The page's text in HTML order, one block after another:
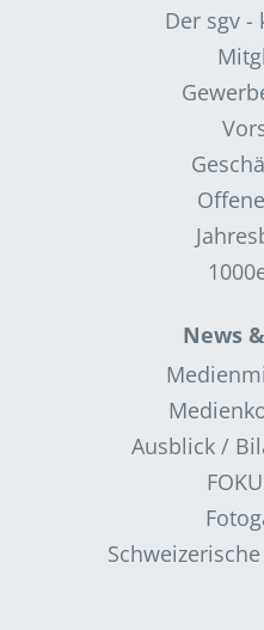
Der sgv -
News
Ausblick /